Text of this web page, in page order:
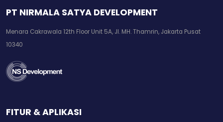
PT NIRMALA SATYA DEVELOPMENT
Menara Cakrawala 12th Floor Unit 5A, Jl. MH. Thamrin, Jakarta Pusat
10340
FITUR & APLIKASI